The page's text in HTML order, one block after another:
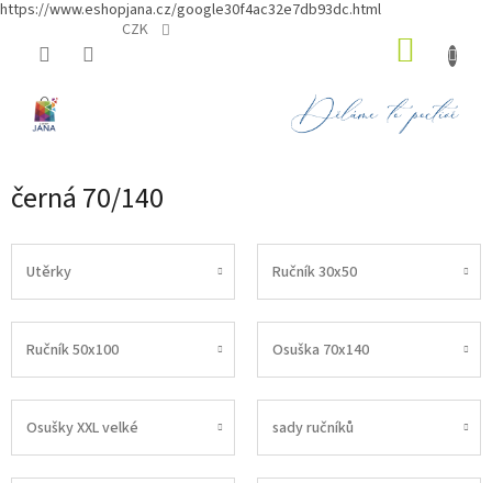
https://www.eshopjana.cz/google30f4ac32e7db93dc.html
CZK
černá 70/140
Utěrky Ručník 30x50
Ručník 50x100 Osuška 70x140
Osušky XXL velké sady ručníků